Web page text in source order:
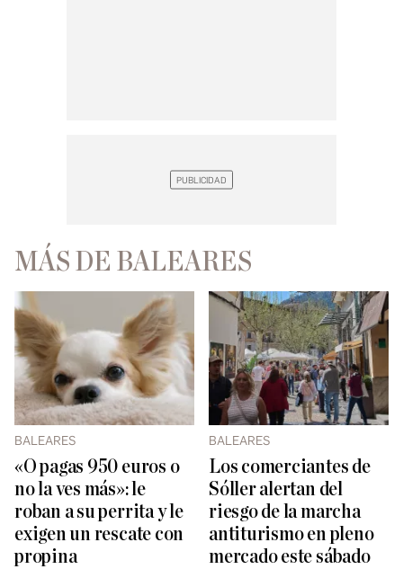
MÁS DE BALEARES
BALEARES
«O pagas 950 euros o
no la ves más»: le
roban a su perrita y le
exigen un rescate con
propina
BALEARES
Los comerciantes de
Sóller alertan del
riesgo de la marcha
antiturismo en pleno
mercado este sábado